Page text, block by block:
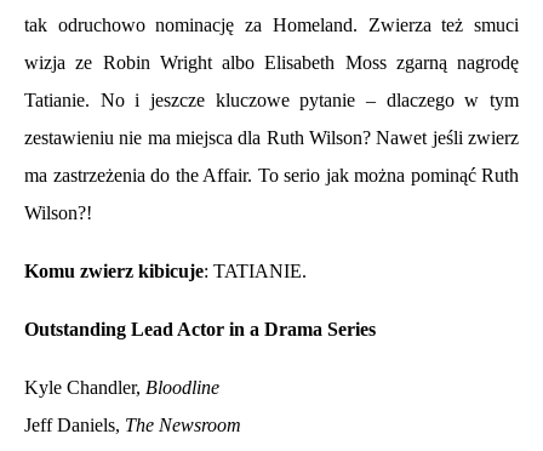
tak odruchowo nominację za Homeland. Zwierza też smuci
wizja ze Robin Wright albo Elisabeth Moss zgarną nagrodę
Tatianie. No i jeszcze kluczowe pytanie – dlaczego w tym
zestawieniu nie ma miejsca dla Ruth Wilson? Nawet jeśli zwierz
ma zastrzeżenia do the Affair. To serio jak można pominąć Ruth
Wilson?!
Komu zwierz kibicuje: TATIANIE.
Outstanding Lead Actor in a Drama Series
Kyle Chandler, Bloodline
Jeff Daniels, The Newsroom